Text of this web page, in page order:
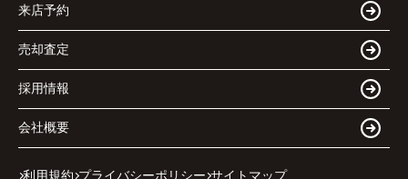
来店予約
売却査定
採用情報
会社概要
利用規約 プライバシーポリシー サイトマップ